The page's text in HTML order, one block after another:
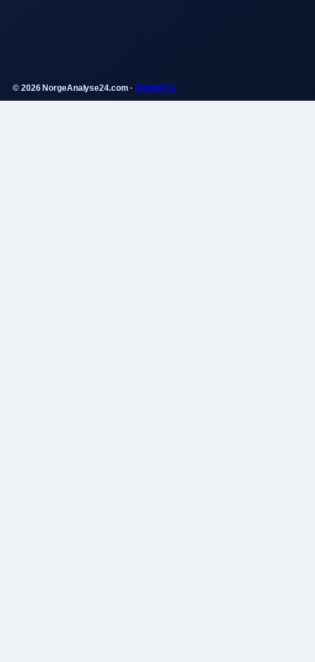
© 2026 NorgeAnalyse24.com ·WorldRSS